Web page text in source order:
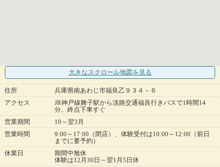
大きなスクロール地図 を見る
住所
兵庫県南あわじ市福良乙９３４－６
アクセス
JR神戸線舞子駅から淡路交通福良行きバスで1時間14
分、終点下車すぐ
営業期間
10～翌3月
営業時間
9:00～17:00（閉店）、体験受付は10:00～12:00（前日
までに要予約）
休業日
期間中無休
体験は12月30日～翌1月5日休